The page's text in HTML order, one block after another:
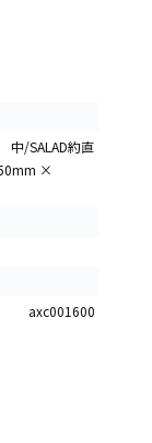
/SALAD約直
×
axc001600